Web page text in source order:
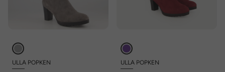
ULLA POPKEN ULLA POPKEN